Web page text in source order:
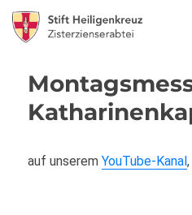
auf unseremYouTube-Kanal